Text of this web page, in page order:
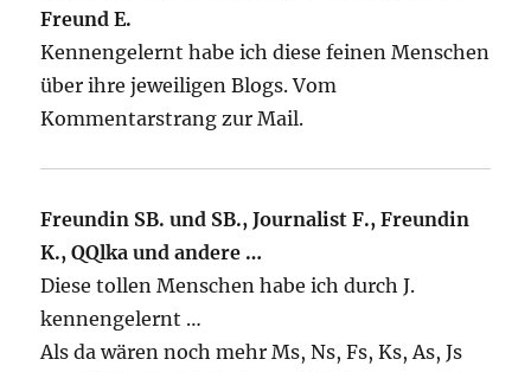
Freund E.
Kennengelernt habe ich diese feinen Menschen
über ihre jeweiligen Blogs. Vom
Kommentarstrang zur Mail.
Freundin SB. und SB., Journalist F., Freundin
K.,QQlkaund andere …
Diese tollen Menschen habe ich durch J.
kennengelernt …
Als da wären noch mehr Ms, Ns, Fs, Ks, As, Js